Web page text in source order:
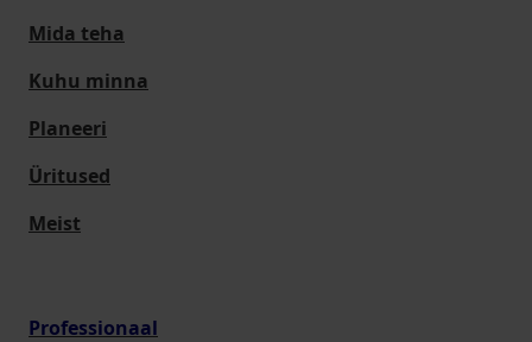
Mida teha
Kuhu minna
Planeeri
Üritused
Meist
Professionaal